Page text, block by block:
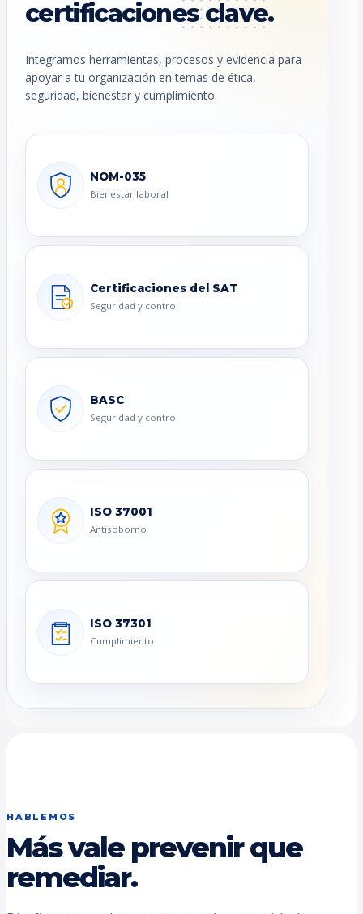
certificaciones clave.
Integramos herramientas, procesos y evidencia para
apoyar a tu organización en temas de ética,
seguridad, bienestar y cumplimiento.
NOM-035
Bienestar laboral
Certificaciones del SAT
Seguridad y control
BASC
Seguridad y control
ISO 37001
Antisoborno
ISO 37301
Cumplimiento
HABLEMOS
Más vale prevenir que
remediar.